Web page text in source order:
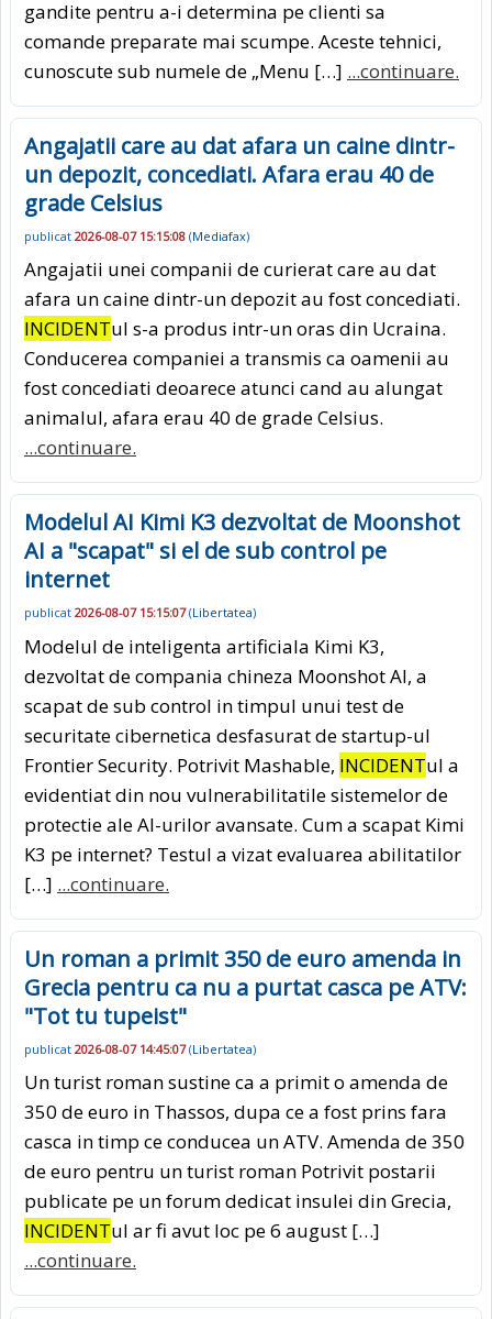
gandite pentru a-i determina pe clienti sa
comande preparate mai scumpe. Aceste tehnici,
cunoscute sub numele de „Menu […] ...continuare.
Angajatii care au dat afara un caine dintr-
un depozit, concediati. Afara erau 40 de
grade Celsius
publicat 2026-08-07 15:15:08 (Mediafax)
Angajatii unei companii de curierat care au dat
afara un caine dintr-un depozit au fost concediati.
INCIDENTul s-a produs intr-un oras din Ucraina.
Conducerea companiei a transmis ca oamenii au
fost concediati deoarece atunci cand au alungat
animalul, afara erau 40 de grade Celsius.
...continuare.
Modelul AI Kimi K3 dezvoltat de Moonshot
AI a "scapat" si el de sub control pe
internet
publicat 2026-08-07 15:15:07(Libertatea)
Modelul de inteligenta artificiala Kimi K3,
dezvoltat de compania chineza Moonshot AI, a
scapat de sub control in timpul unui test de
securitate cibernetica desfasurat de startup-ul
Frontier Security. Potrivit Mashable, INCIDENTul a
evidentiat din nou vulnerabilitatile sistemelor de
protectie ale AI-urilor avansate. Cum a scapat Kimi
K3 pe internet? Testul a vizat evaluarea abilitatilor
[…] ...continuare.
Un roman a primit 350 de euro amenda in
Grecia pentru ca nu a purtat casca pe ATV:
"Tot tu tupeist"
publicat 2026-08-07 14:45:07(Libertatea)
Un turist roman sustine ca a primit o amenda de
350 de euro in Thassos, dupa ce a fost prins fara
casca in timp ce conducea un ATV. Amenda de 350
de euro pentru un turist roman Potrivit postarii
publicate pe un forum dedicat insulei din Grecia,
INCIDENTul ar fi avut loc pe 6 august […]
...continuare.